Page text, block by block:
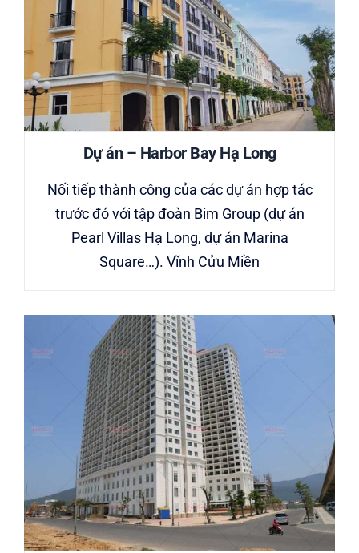
Dự án – Harbor Bay Hạ Long
Nối tiếp thành công của các dự án hợp tác
trước đó với tập đoàn Bim Group (dự án
Pearl Villas Hạ Long, dự án Marina
Square…). Vĩnh Cửu Miền